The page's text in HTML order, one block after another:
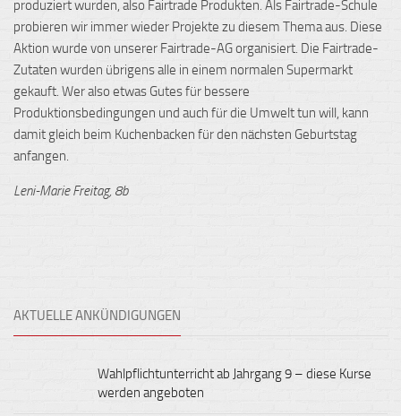
produziert wurden, also Fairtrade Produkten. Als Fairtrade-Schule
probieren wir immer wieder Projekte zu diesem Thema aus. Diese
Aktion wurde von unserer Fairtrade-AG organisiert. Die Fairtrade-
Zutaten wurden übrigens alle in einem normalen Supermarkt
gekauft. Wer also etwas Gutes für bessere
Produktionsbedingungen und auch für die Umwelt tun will, kann
damit gleich beim Kuchenbacken für den nächsten Geburtstag
anfangen.
Leni-Marie Freitag, 8b
AKTUELLE ANKÜNDIGUNGEN
Wahlpflichtunterricht ab Jahrgang 9 – diese Kurse
werden angeboten